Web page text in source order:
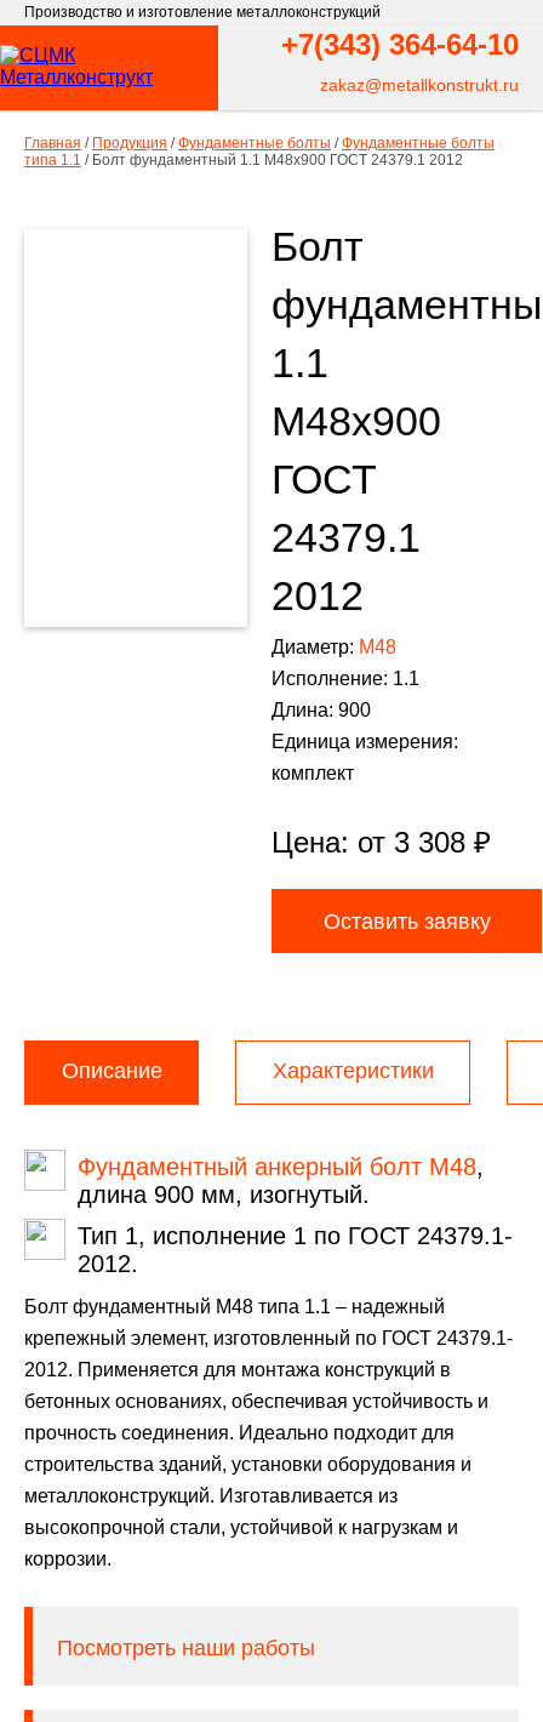
Производство и изготовление металлоконструкций
+7(343) 364-64-10
zakaz@metallkonstrukt.ru
Главная / Продукция / Фундаментные болты / Фундаментные болты
типа 1.1 / Болт фундаментный 1.1 М48х900 ГОСТ 24379.1 2012
Болт
1.1
М48х900
ГОСТ
24379.1
2012
Диаметр: М48
Исполнение: 1.1
Длина: 900
Единица измерения:
комплект
Цена: от 3 308 ₽
Оставить заявку
Описание Характеристики
Фундаментный анкерный болт М48,
длина 900 мм, изогнутый.
Тип 1, исполнение 1 по ГОСТ 24379.1-
2012.
Болт фундаментный М48 типа 1.1 – надежный
крепежный элемент, изготовленный по ГОСТ 24379.1-
2012. Применяется для монтажа конструкций в
бетонных основаниях, обеспечивая устойчивость и
прочность соединения. Идеально подходит для
строительства зданий, установки оборудования и
металлоконструкций. Изготавливается из
высокопрочной стали, устойчивой к нагрузкам и
коррозии.
Посмотреть наши работы